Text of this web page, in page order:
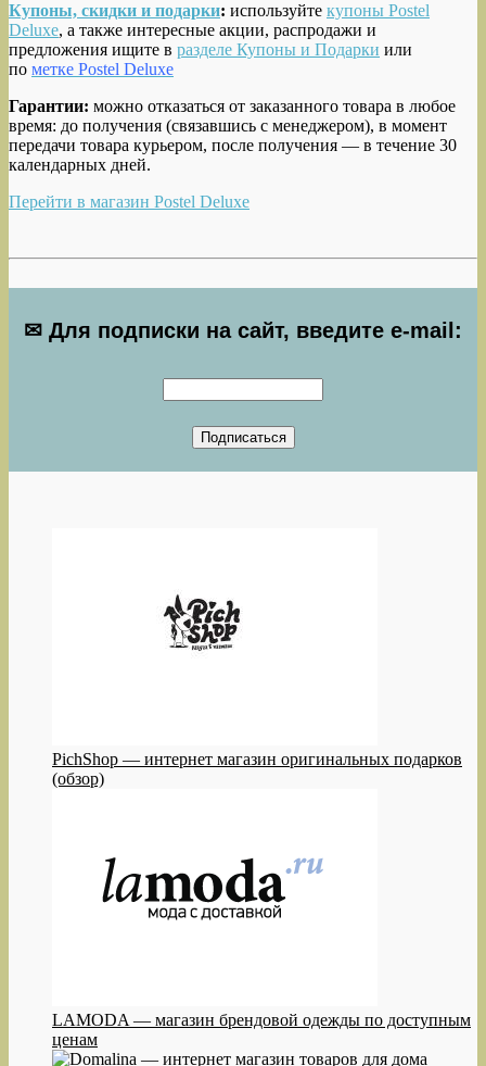
Купоны, скидки и подарки: используйте купоны Postel
Deluxe, а также интересные акции, распродажи и
предложения ищите в разделе Купоны и Подарки или
по метке Postel Deluxe
Гарантии: можно отказаться от заказанного товара в любое
время: до получения (связавшись с менеджером), в момент
передачи товара курьером, после получения — в течение 30
календарных дней.
Перейти в магазин Postel Deluxe
✉ Для подписки на сайт, введите e-mail:
PichShop — интернет магазин оригинальных подарков
(обзор)
LAMODA — магазин брендовой одежды по доступным
ценам